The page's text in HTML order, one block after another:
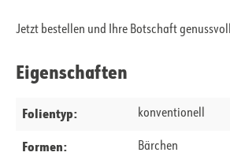
Jetzt bestellen und Ihre Botschaft
Eigenschaften
Folientyp: konventionell
Formen: Bärchen